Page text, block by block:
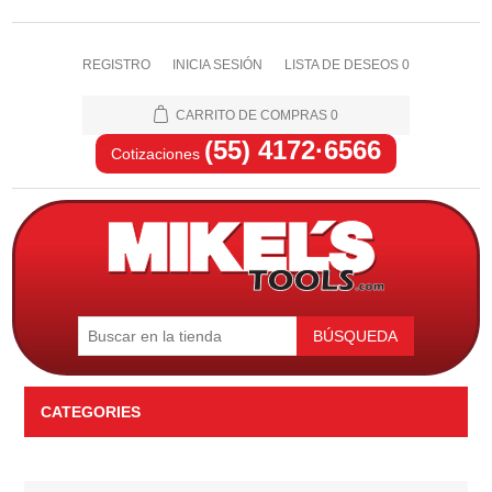
REGISTRO INICIA SESIÓN LISTA DE DESEOS 0
CARRITO DE COMPRAS 0
Cotizaciones (55) 4172·6566
BÚSQUEDA
CATEGORIES